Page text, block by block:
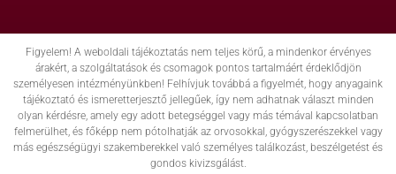
Figyelem! A weboldali tájékoztatás nem teljes körű, a mindenkor érvényes
árakért, a szolgáltatások és csomagok pontos tartalmáért érdeklődjön
személyesen intézményünkben! Felhívjuk továbbá a figyelmét, hogy anyagaink
tájékoztató és ismeretterjesztő jellegűek, így nem adhatnak választ minden
olyan kérdésre, amely egy adott betegséggel vagy más témával kapcsolatban
felmerülhet, és főképp nem pótolhatják az orvosokkal, gyógyszerészekkel vagy
más egészségügyi szakemberekkel való személyes találkozást, beszélgetést és
gondos kivizsgálást.